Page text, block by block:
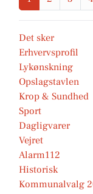
Det sker
Erhvervsprofil
Lykønskning
Opslagstavlen
Krop & Sundhed
Sport
Dagligvarer
Vejret
Alarm112
Historisk
Kommunalvalg